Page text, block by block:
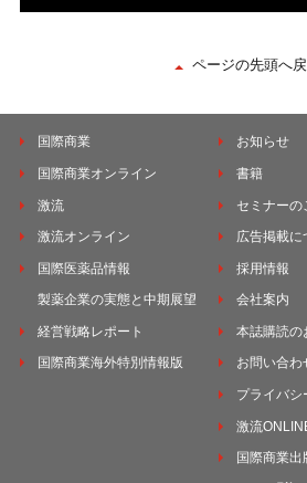
ページの先頭へ
国際商業
国際商業オンライン
激流
激流オンライン
国際医薬品情報
製薬企業の実態と中期展望
経営戦略レポート
国際商業海外特別情報版
お知らせ
書籍
セミナーの
広告掲載に
採用情報
会社案内
本誌購読の
お問い合わ
プライバシ
激流
国際商業出